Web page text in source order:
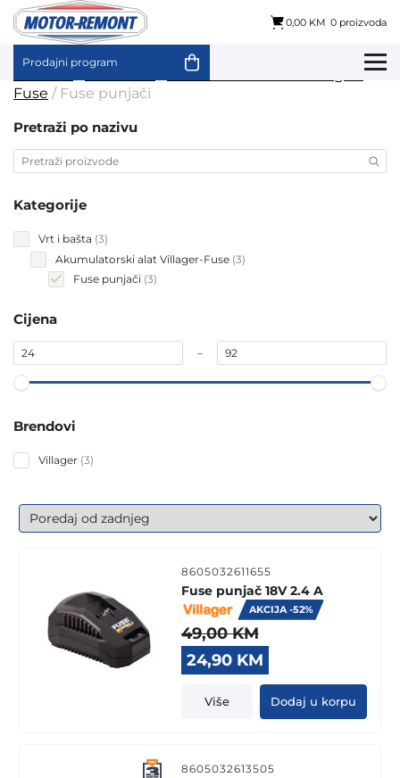
content
0,00 KM 0 proizvoda
Prodajni program
Početna Vrt i bašta
Akumulatorski alat Villager-
Fuse / Fuse punjači
Pretraži po nazivu
Kategorije
Vrt i bašta 33
Akumulatorski alat Villager-Fuse 33
Fuse punjači 33
Cijena
–
Brendovi
Villager 33
8605032611655
Fuse punjač 18V 2.4 A
AKCIJA -52%
49,00KM
Original
price
was:
49,00 KM.
24,90 KM
price
is:
24,90 KM.
Više Dodaj u korpu
8605032613505